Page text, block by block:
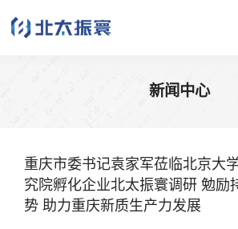
新闻中心
重庆市委书记袁家军莅临北京大
究院孵化企业北太振寰调研 勉励
势 助力重庆新质生产力发展